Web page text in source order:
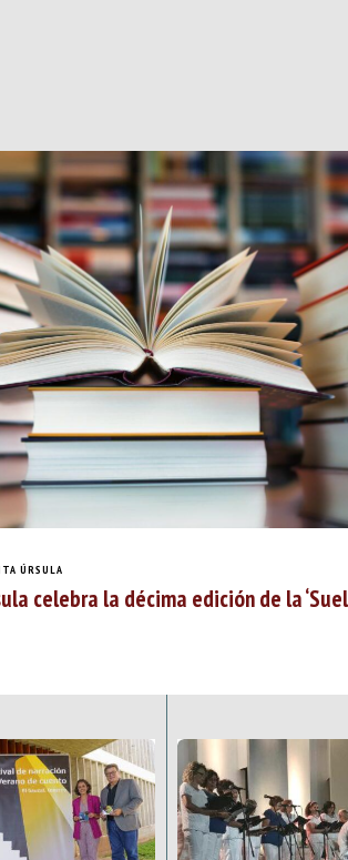
ÚRSULA
celebra la décima edición de la